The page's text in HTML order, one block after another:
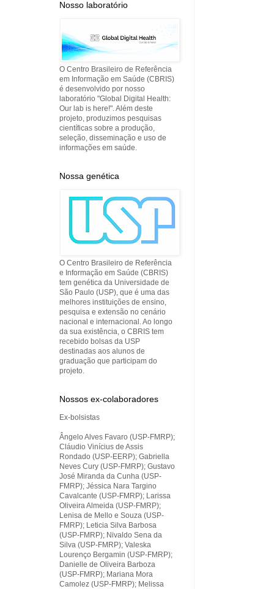
Nosso laboratório
O Centro Brasileiro de Referência
em Informação em Saúde (CBRIS)
é desenvolvido por nosso
laboratório "Global Digital Health:
Our lab is here!". Além deste
projeto, produzimos pesquisas
científicas sobre a produção,
seleção, disseminação e uso de
informações em saúde.
Nossa genética
O Centro Brasileiro de Referência
e Informação em Saúde (CBRIS)
tem genética da Universidade de
São Paulo (USP), que é uma das
melhores instituições de ensino,
pesquisa e extensão no cenário
nacional e internacional. Ao longo
da sua existência, o CBRIS tem
recebido bolsas da USP
destinadas aos alunos de
graduação que participam do
projeto.
Nossos ex-colaboradores
Ex-bolsistas
Ângelo Alves Favaro (USP-FMRP);
Cláudio Vinícius de Assis
Rondado (USP-EERP); Gabriella
Neves Cury (USP-FMRP); Gustavo
José Miranda da Cunha (USP-
FMRP); Jéssica Nara Targino
Cavalcante (USP-FMRP); Larissa
Oliveira Almeida (USP-FMRP);
Lenisa de Mello e Souza (USP-
FMRP); Leticia Silva Barbosa
(USP-FMRP); Nivaldo Sena da
Silva (USP-FMRP); Valeska
Lourenço Bergamin (USP-FMRP);
Danielle de Oliveira Barboza
(USP-FMRP); Mariana Mora
Camolez (USP-FMRP); Melissa